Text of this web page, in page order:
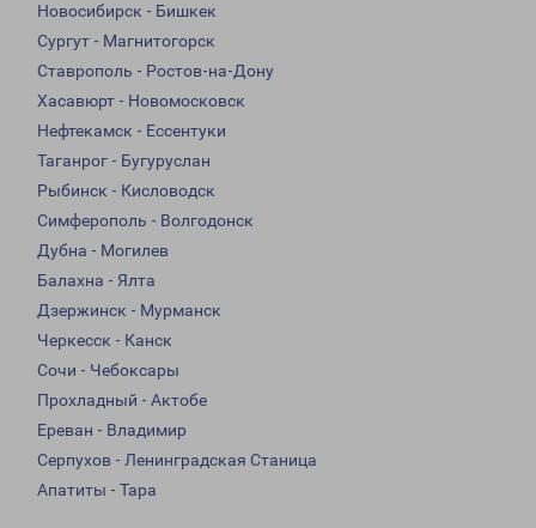
Новосибирск - Бишкек
Сургут - Магнитогорск
Ставрополь - Ростов-на-Дону
Хасавюрт - Новомосковск
Нефтекамск - Ессентуки
Таганрог - Бугуруслан
Рыбинск - Кисловодск
Симферополь - Волгодонск
Дубна - Могилев
Балахна - Ялта
Дзержинск - Мурманск
Черкесск - Канск
Сочи - Чебоксары
Прохладный - Актобе
Ереван - Владимир
Серпухов - Ленинградская Станица
Апатиты - Тара